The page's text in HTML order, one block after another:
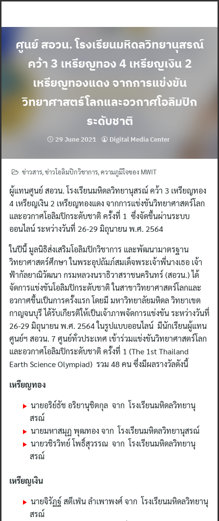
ศูนย์ สอวน. โรงเรียนมหิดลวิทยานุสรณ์
คว้า 3 เหรียญทอง 4 เหรียญเงิน 2
เหรียญทองแดง จากการแข่งขัน
วิทยาศาสตร์โลกและอวกาศโอลิมปิก
ระดับชาติ
29 June 2021 Digital Media Center
ข่าวสาร,ข่าวโอลิมปิกวิชาการ,ความภูมิใจของ MWIT
ผู้แทนศูนย์ สอวน. โรงเรียนมหิดลวิทยานุสรณ์ คว้า 3 เหรียญทอง
4 เหรียญเงิน 2 เหรียญทองแดง จากการแข่งขันวิทยาศาสตร์โลก
และอวกาศโอลิมปิกระดับชาติ ครั้งที่ 1 ซึ่งจัดขึ้นผ่านระบบ
ออนไลน์ ระหว่างวันที่ 26-29 มิถุนายน พ.ศ. 2564
ในปีนี้ มูลนิธิส่งเสริมโอลิมปิกวิชาการ และพัฒนามาตรฐาน
วิทยาศาสตร์ศึกษา ในพระอุปถัมภ์สมเด็จพระเจ้าพี่นางเธอ เจ้า
ฟ้ากัลยาณิวัฒนา กรมหลวงนราธิวาสราชนครินทร์ (สอวน.) ได้
จัดการแข่งขันโอลิมปิกระดับชาติ ในสาขาวิทยาศาสตร์โลกและ
อวกาศขึ้นเป็นการครั้งแรก โดยมี มหาวิทยาลัยมหิดล วิทยาเขต
กาญจนบุรี ได้รับเกียรติให้เป็นเจ้าภาพจัดการแข่งขัน ระหว่างวันที่
26-29 มิถุนายน พ.ศ. 2564 ในรูปแบบออนไลน์ มีนักเรียนผู้แทน
ศูนย์ฯ สอวน. 7 ศูนย์ทั่วประเทศ เข้าร่วมแข่งขันวิทยาศาสตร์โลก
และอวกาศโอลิมปิกระดับชาติ ครั้งที่ 1 (The 1st Thailand
Earth Science Olympiad) รวม 48 คน ซึ่งมีผลรางวัลดังนี้
เหรียญทอง
นายอริย์ธัช อริยานุชิตกุล จาก โรงเรียนมหิดลวิทยานุ
สรณ์
นายมหาสมุฏ พุฒทอง จาก โรงเรียนมหิดลวิทยานุสรณ์
นายวชิรวิทย์ โพธิ์สุวรรณ จาก โรงเรียนมหิดลวิทยานุ
สรณ์
เหรียญเงิน
นายจิรัฏฐ์​ สตีเฟ่น ลำเพาพงศ์ จาก โรงเรียนมหิดลวิทยานุ
สรณ์